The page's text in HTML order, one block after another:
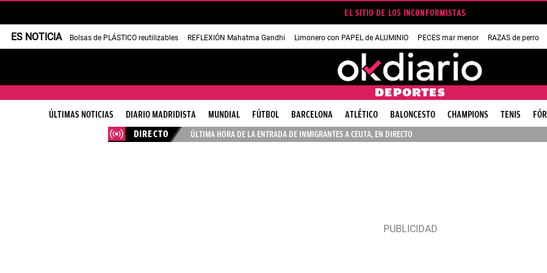
EL SITIO DE LOS INCONFORMISTAS
ES NOTICIA Bolsas de PLÁSTICO reutilizables REFLEXIÓN Mahatma Gandhi Limonero con PAPEL de ALUMINIO PECES mar menor RAZAS de perro
DEPORTES
ÚLTIMAS NOTICIAS DIARIO MADRIDISTA MUNDIAL FÚTBOL BARCELONA ATLÉTICO BALONCESTO CHAMPIONS TENIS
DIRECTO
ÚLTIMA HORA DE LA ENTRADA DE INMIGRANTES A CEUTA, EN DIRECTO